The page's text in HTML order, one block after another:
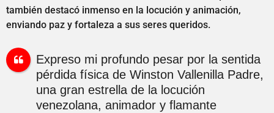
también destacó inmenso en la locución y animación,
enviando paz y fortaleza a sus seres queridos.
Expreso mi profundo pesar por la sentida
pérdida física de Winston Vallenilla Padre,
una gran estrella de la locución
venezolana, animador y flamante